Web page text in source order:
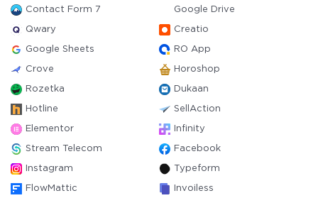
Contact Form 7 Google Drive
Qwary Creatio
Google Sheets RO App
Crove Horoshop
Rozetka Dukaan
Hotline SellAction
Elementor Infinity
Stream Telecom Facebook
Instagram Typeform
FlowMattic Invoiless